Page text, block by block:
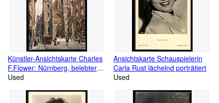
items added daily. Collectors find rare pieces and themed
highlights at fair prices. We offer secure packaging, fast shipping.
Künstler-Ansichtskarte Charles
F.Flower: Nürnberg, belebter
Platz vor der Lorenzkirche
Used
Ansichtskarte Schauspielerin
Carla Rust lächelnd porträtiert
Used